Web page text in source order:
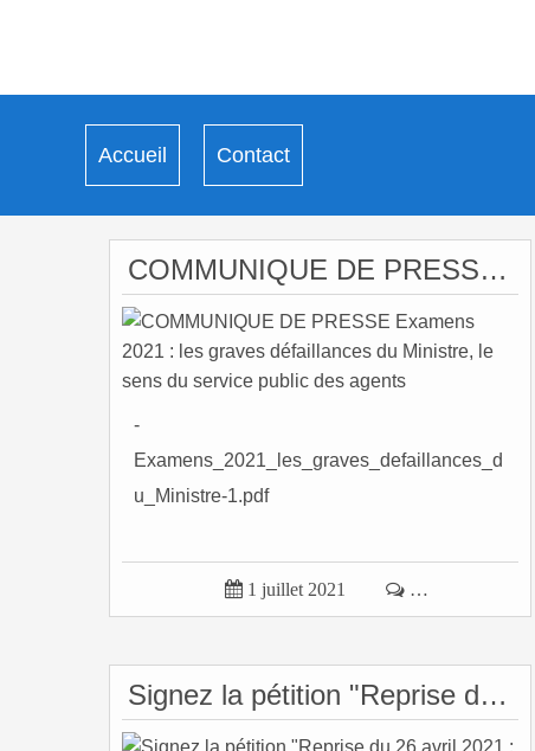
Accueil Contact
COMMUNIQUE DE PRESSE Examens 2021 : les graves défaillances du Ministre, le sens du service public des agents
-
Examens_2021_les_graves_defaillances_d
u_Ministre-1.pdf
 1 juillet 2021  …
Signez la pétition "Reprise du 26 avril 2021 : agir rapidement !"